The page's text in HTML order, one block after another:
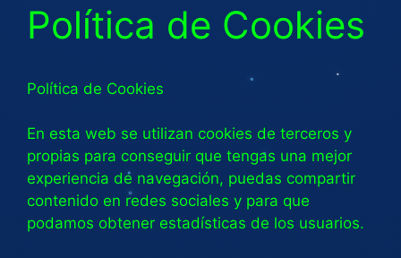
Política de Cookies
Política de Cookies
En esta web se utilizan cookies de terceros y
propias para conseguir que tengas una mejor
experiencia de navegación, puedas compartir
contenido en redes sociales y para que
podamos obtener estadísticas de los usuarios.